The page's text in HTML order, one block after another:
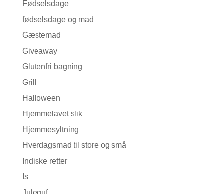
Fødselsdage
fødselsdage og mad
Gæstemad
Giveaway
Glutenfri bagning
Grill
Halloween
Hjemmelavet slik
Hjemmesyltning
Hverdagsmad til store og små
Indiske retter
Is
Juleguf